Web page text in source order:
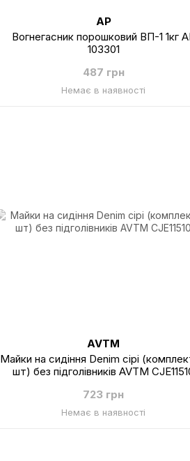
AP
Вогнегасник порошковий ВП-1 1кг
103301
487 грн
Немає в наявності
AVTM
Майки на сидіння Denim сірі
шт) без підголівників AVTM
723 грн
Немає в наявності